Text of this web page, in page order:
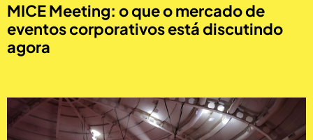
MICE Meeting: o que o mercado de
eventos corporativos está discutindo
agora